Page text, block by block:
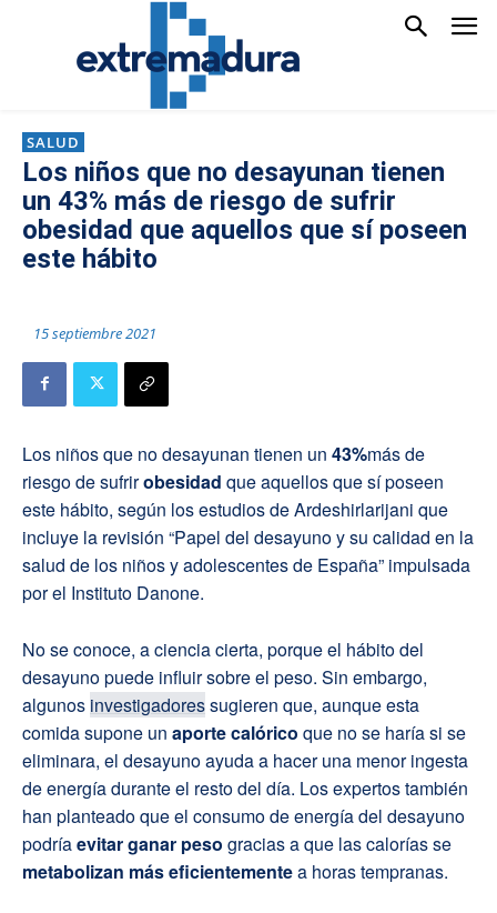
SALUD
Los niños que no desayunan tienen
un 43% más de riesgo de sufrir
obesidad que aquellos que sí poseen
este hábito
15 septiembre 2021
Los niños que no desayunan tienen un 43%más de
riesgo de sufrirobesidad que aquellos que sí poseen
este hábito, según los estudios de Ardeshirlarijani que
incluye la revisión “Papel del desayuno y su calidad en la
salud de los niños y adolescentes de España” impulsada
por el Instituto Danone.
No se conoce, a ciencia cierta, porque el hábito del
desayuno puede influir sobre el peso. Sin embargo,
algunos investigadoressugieren que, aunque esta
comida supone un aporte calórico que no se haría si se
eliminara, el desayuno ayuda a hacer una menor ingesta
de energía durante el resto del día. Los expertos también
han planteado que el consumo de energía del desayuno
podríaevitar ganar peso gracias a que las calorías se
metabolizan más eficientementea horas tempranas.